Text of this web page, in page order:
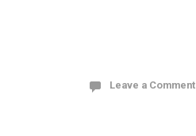
Leave a Comment